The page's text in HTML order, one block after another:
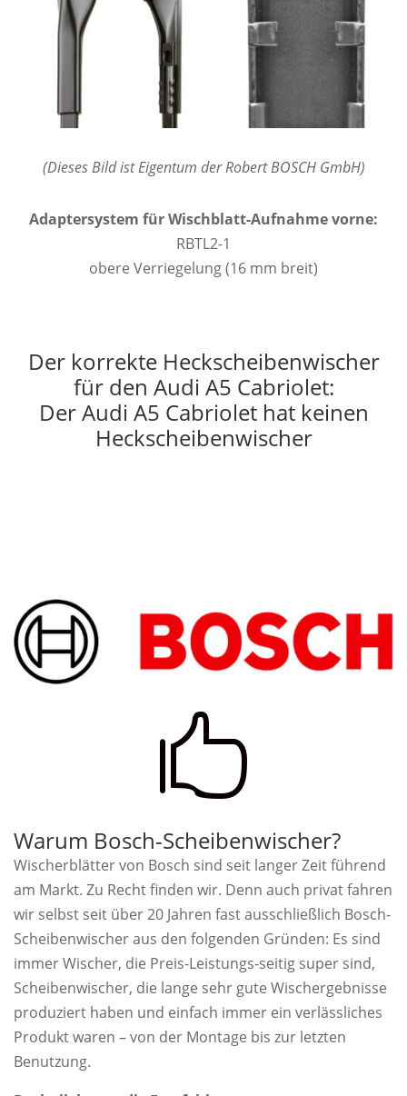
(Dieses Bild ist Eigentum der Robert BOSCH GmbH)
Adaptersystem für Wischblatt-Aufnahme vorne:
RBTL2-1
obere Verriegelung (16 mm breit)
Der korrekte Heckscheibenwischer
für den Audi A5 Cabriolet:
Der Audi A5 Cabriolet hat keinen
Heckscheibenwischer

Warum Bosch-Scheibenwischer?
Wischerblätter von Bosch sind seit langer Zeit führend
am Markt. Zu Recht finden wir. Denn auch privat fahren
wir selbst seit über 20 Jahren fast ausschließlich Bosch-
Scheibenwischer aus den folgenden Gründen: Es sind
immer Wischer, die Preis-Leistungs-seitig super sind,
Scheibenwischer, die lange sehr gute Wischergebnisse
produziert haben und einfach immer ein verlässliches
Produkt waren – von der Montage bis zur letzten
Benutzung.